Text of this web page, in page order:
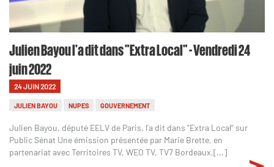
Julien Bayou l'a dit dans "Extra Local" - Vendredi 24
juin 2022
24 JUIN 2022
JULIEN BAYOU NUPES GOUVERNEMENT
Julien Bayou, député EELV de Paris, l'a dit dans "Extra Local" sur
Public Sénat Une émission présentée par Marie Brette, en
partenariat avec Territoires TV, WEO TV, TV7 Bordeaux,[...]